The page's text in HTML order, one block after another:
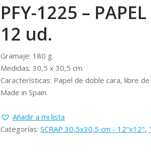
PFY-1225 –
12 ud.
Gramaje: 180 g.
Medidas: 30,5 x 30,5 cm.
Características: Papel de doble cara, libre de
Made in Spain.
Añadir a mi lista
Categorías: SCRAP 30,5x30,5 cm - 12"x12",